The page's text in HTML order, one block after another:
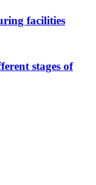
facilities
stages of